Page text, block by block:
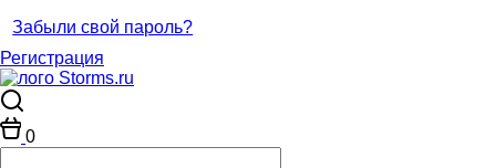
Забыли свой пароль?
Регистрация
0